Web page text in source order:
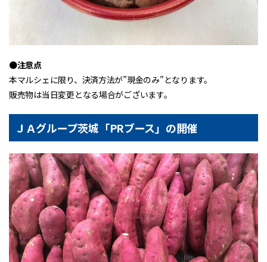
●注意点
本マルシェに限り、決済方法が”現金のみ”となります。
販売物は当日変更となる場合がございます。
ＪＡグループ茨城「PRブース」の開催